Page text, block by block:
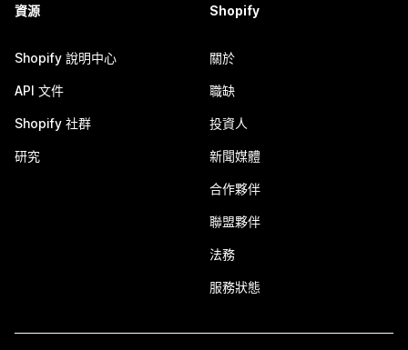
資源
Shopify 說明中心
API 文件
Shopify 社群
研究
Shopify
關於
職缺
投資人
新聞媒體
合作夥伴
聯盟夥伴
法務
服務狀態